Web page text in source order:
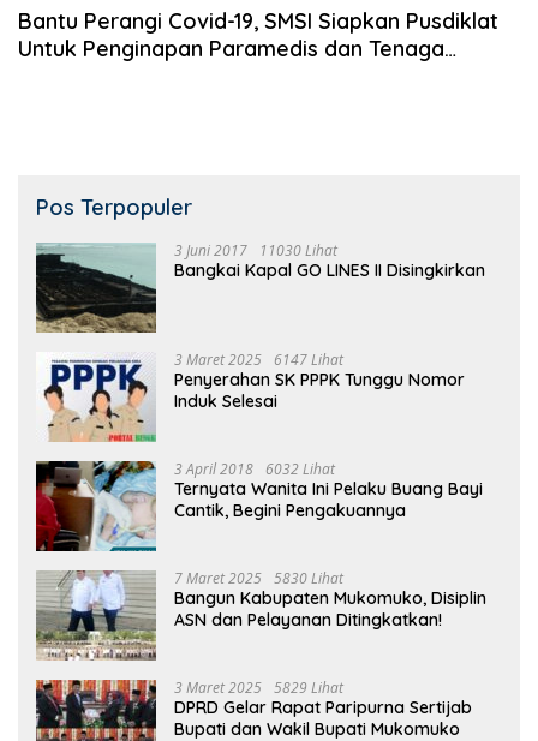
Bantu Perangi Covid-19, SMSI Siapkan Pusdiklat
Untuk Penginapan Paramedis dan Tenaga
Pos Terpopuler
3 Juni 2017 11030 Lihat
Bangkai Kapal GO LINES II Disingkirkan
3 Maret 2025 6147 Lihat
Penyerahan SK PPPK Tunggu Nomor
Induk Selesai
3 April 2018 6032 Lihat
Ternyata Wanita Ini Pelaku Buang Bayi
Cantik, Begini Pengakuannya
7 Maret 2025 5830 Lihat
Bangun Kabupaten Mukomuko, Disiplin
ASN dan Pelayanan Ditingkatkan!
3 Maret 2025 5829 Lihat
DPRD Gelar Rapat Paripurna Sertijab
Bupati dan Wakil Bupati Mukomuko